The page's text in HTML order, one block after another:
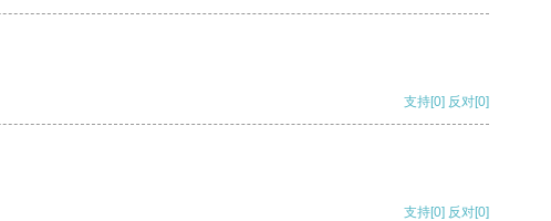
支持[0] 反对[0]
支持[0] 反对[0]